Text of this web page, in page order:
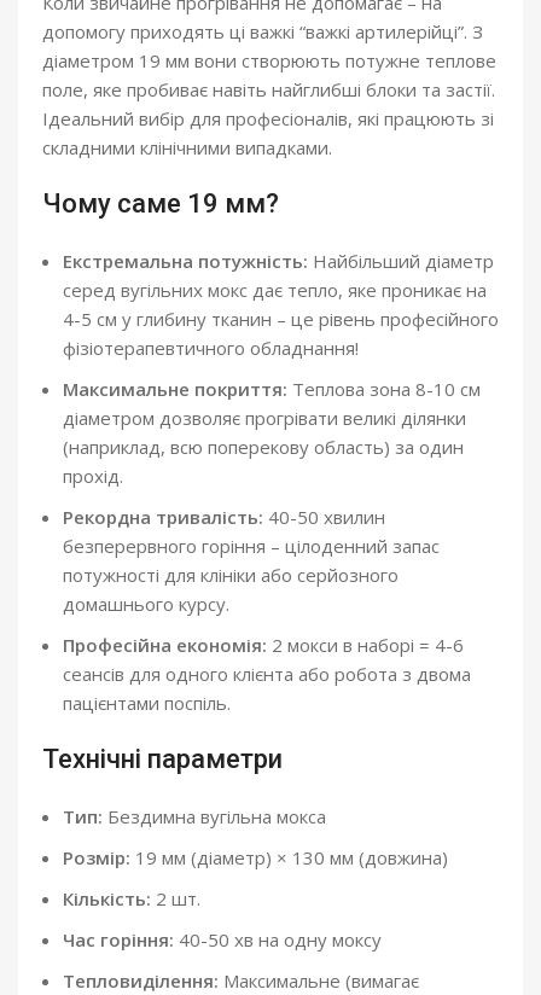
допомогу приходять ці важкі “важкі артилерійці”. З
діаметром 19 мм вони створюють потужне теплове
поле, яке пробиває навіть найглибші блоки та застії.
Ідеальний вибір для професіоналів, які працюють зі
складними клінічними випадками.
Чому саме 19 мм?
Екстремальна потужність: Найбільший діаметр
серед вугільних мокс дає тепло, яке проникає на
4-5 см у глибину тканин – це рівень професійного
фізіотерапевтичного обладнання!
Максимальне покриття: Теплова зона 8-10 см
діаметром дозволяє прогрівати великі ділянки
(наприклад, всю поперекову область) за один
прохід.
Рекордна тривалість: 40-50 хвилин
безперервного горіння – цілоденний запас
потужності для клініки або серйозного
домашнього курсу.
Професійна економія: 2 мокси в наборі = 4-6
сеансів для одного клієнта або робота з двома
пацієнтами поспіль.
Технічні параметри
Тип: Бездимна вугільна мокса
Розмір: 19 мм (діаметр) × 130 мм (довжина)
Кількість: 2 шт.
Час горіння: 40-50 хв на одну моксу
Тепловиділення: Максимальне (вимагає